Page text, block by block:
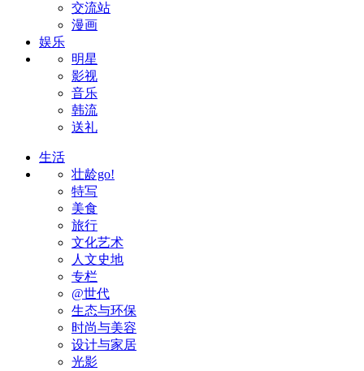
交流站
漫画
娱乐
明星
影视
音乐
韩流
送礼
生活
壮龄go!
特写
美食
旅行
文化艺术
人文史地
专栏
@世代
生态与环保
时尚与美容
设计与家居
光影